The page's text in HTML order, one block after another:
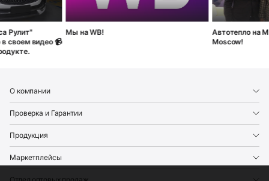
видео 📹
Мы на WB!
Автотепло на MIMS
Moscow!
О компании
Проверка и Гарантии
Продукция
Маркетплейсы